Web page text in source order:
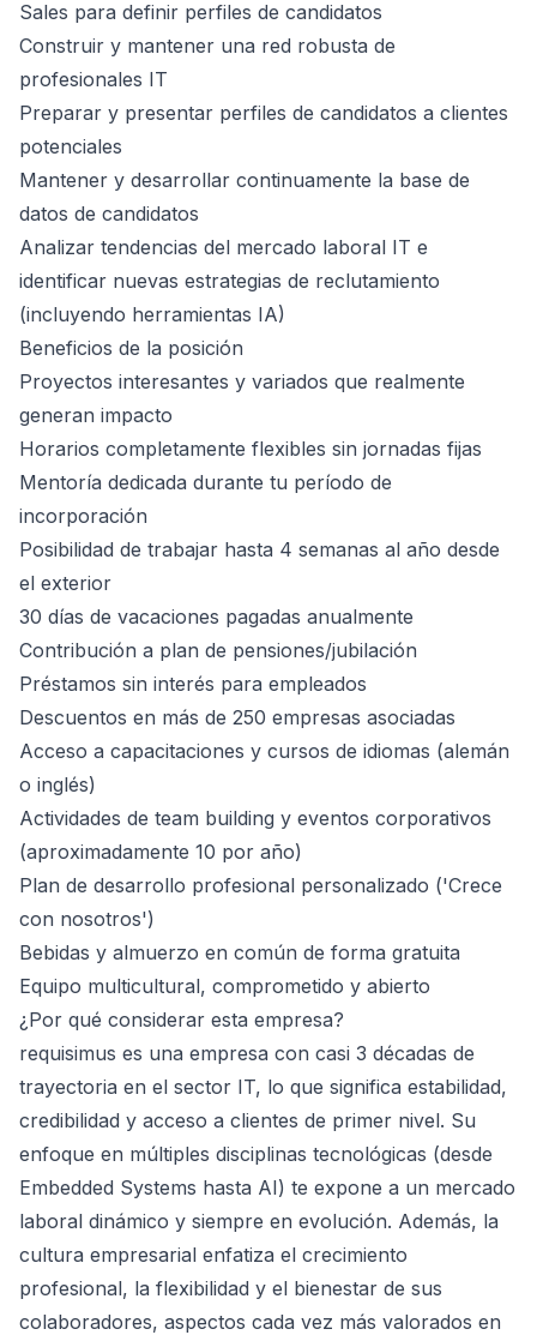
Sales para definir perfiles de candidatos
Construir y mantener una red robusta de
profesionales IT
Preparar y presentar perfiles de candidatos a clientes
potenciales
Mantener y desarrollar continuamente la base de
datos de candidatos
Analizar tendencias del mercado laboral IT e
identificar nuevas estrategias de reclutamiento
(incluyendo herramientas IA)
Beneficios de la posición
Proyectos interesantes y variados que realmente
generan impacto
Horarios completamente flexibles sin jornadas fijas
Mentoría dedicada durante tu período de
incorporación
Posibilidad de trabajar hasta 4 semanas al año desde
el exterior
30 días de vacaciones pagadas anualmente
Contribución a plan de pensiones/jubilación
Préstamos sin interés para empleados
Descuentos en más de 250 empresas asociadas
Acceso a capacitaciones y cursos de idiomas (alemán
o inglés)
Actividades de team building y eventos corporativos
(aproximadamente 10 por año)
Plan de desarrollo profesional personalizado ('Crece
con nosotros')
Bebidas y almuerzo en común de forma gratuita
Equipo multicultural, comprometido y abierto
¿Por qué considerar esta empresa?
requisimus es una empresa con casi 3 décadas de
trayectoria en el sector IT, lo que significa estabilidad,
credibilidad y acceso a clientes de primer nivel. Su
enfoque en múltiples disciplinas tecnológicas (desde
Embedded Systems hasta AI) te expone a un mercado
laboral dinámico y siempre en evolución. Además, la
cultura empresarial enfatiza el crecimiento
profesional, la flexibilidad y el bienestar de sus
colaboradores, aspectos cada vez más valorados en